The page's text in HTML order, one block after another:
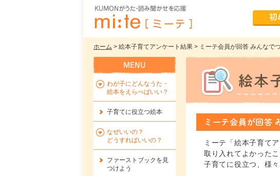
初
ホーム > 絵本子育てアンケート結果 > ミーテ会員が回答 みんなで
ミーテ会員が回答
ミーテ「絵本子育て
取り入れてよかった
子育てに役立つ、様
わが子にどんなうた・
絵本をえらべばいい？
子育てに役立つ絵本
なぜいいの？
どうすればいいの？
ファーストブックを 見
つけよう